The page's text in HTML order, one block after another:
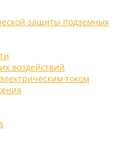
защиты подземных
воздействий
током